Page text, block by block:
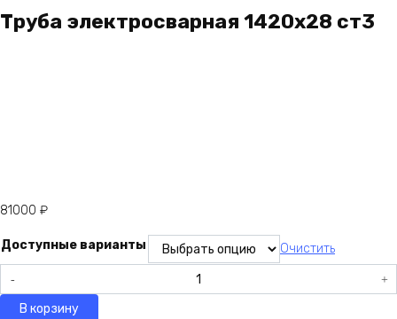
Труба электросварная 1420х28 ст3
81000 ₽
Доступные варианты
Очистить
товара
ТрубаВ корзину